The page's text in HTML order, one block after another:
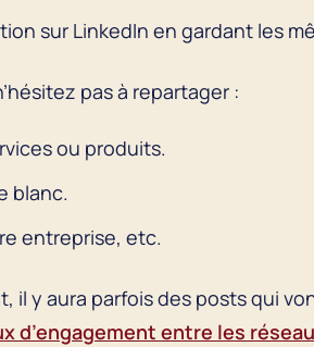
sur LinkedIn en gardant les
pas à repartager :
ou produits.
blanc.
entreprise, etc.
il y aura parfois des posts qui
d’engagement entre les